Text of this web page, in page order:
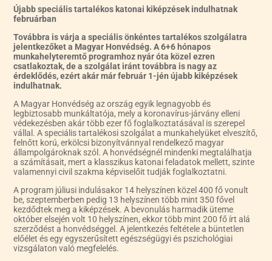
Újabb speciális tartalékos katonai kiképzések indulhatnak
februárban
Továbbra is várja a speciális önkéntes tartalékos szolgálatra
jelentkezőket a Magyar Honvédség. A 6+6 hónapos
munkahelyteremtő programhoz nyár óta közel ezren
csatlakoztak, de a szolgálat iránt továbbra is nagy az
érdeklődés, ezért akár már február 1-jén újabb kiképzések
indulhatnak.
A Magyar Honvédség az ország egyik legnagyobb és
legbiztosabb munkáltatója, mely a koronavírus-járvány elleni
védekezésben akár több ezer fő foglalkoztatásával is szerepel
vállal. A speciális tartalékosi szolgálat a munkahelyüket elveszítő,
felnőtt korú, erkölcsi bizonyítvánnyal rendelkező magyar
állampolgároknak szól. A honvédségnél mindenki megtalálhatja
a számításait, mert a klasszikus katonai feladatok mellett, szinte
valamennyi civil szakma képviselőit tudják foglalkoztatni.
A program júliusi indulásakor 14 helyszínen közel 400 fő vonult
be, szeptemberben pedig 13 helyszínen több mint 350 fővel
kezdődtek meg a kiképzések. A bevonulás harmadik üteme
október elsején volt 10 helyszínen, ekkor több mint 200 fő írt alá
szerződést a honvédséggel. A jelentkezés feltétele a büntetlen
előélet és egy egyszerűsített egészségügyi és pszichológiai
vizsgálaton való megfelelés.